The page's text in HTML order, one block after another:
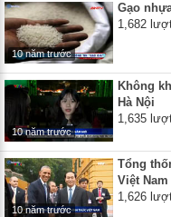
10 năm trước
Gạo
1,682
10 năm trước
Không
Hà Nội
1,635
10 năm trước
Tổng
Việt Nam
1,626